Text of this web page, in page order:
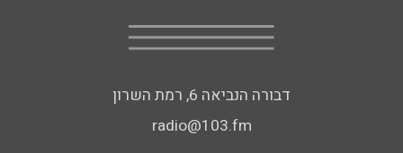
דבורה הנביאה 6, רמת השרון
radio@103.fm